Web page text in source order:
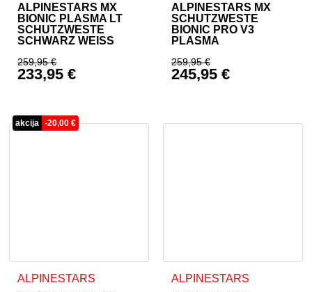
ALPINESTARS MX
BIONIC PLASMA LT
SCHUTZWESTE
SCHWARZ WEISS
259,95€
Ursprünglicher Preis war: 259,95 €
233,95€
ALPINESTARS MX
SCHUTZWESTE
BIONIC PRO V3
PLASMA
259,95€
Ursprünglicher
245,95 €
akcija -20,00€
ALPINESTARS
Dieses Produkt weist mehrere Varianten auf. Die
ALPINESTARS
Dieses Produkt weist